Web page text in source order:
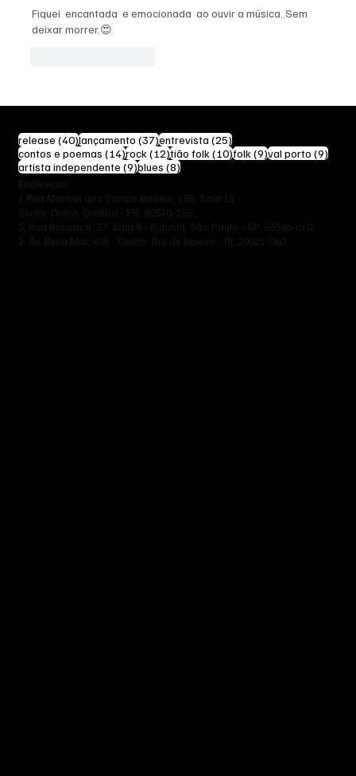
Fiquei  encantada  e emocionada  ao ouvir a música..Sem
deixar morrer.😍
release (40)40 posts
lançamento (37)37 posts
entrevista (25)25 posts
contos e poemas (14)14 posts
rock (12)12 posts
tião folk (10)10 posts
folk (9)9 posts
val porto (9)9
artista independente (9)9 posts
blues (8)8 posts